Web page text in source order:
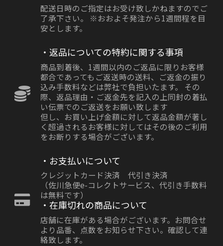
配送日時のご指定はお受け致しかねますのでご
了承下さい。 ※おおよそ発注から1週間程を目
安とします。
・返品についての特約に関する事項
商品到着後、1週間以内のご返品に限りお客様
都合であってもご返送時の送料、ご返金の振り
込み手数料などは弊社で負担いたます。 その
際、返品理由・ご返金先を記入の上同封の着払
い伝票でのご返送をお願い致します
但し、お買い上げ金額に対して返品金額が著し
く超過されるお客様に対してはその後のご利用
をお断りする場合がございます。
・お支払いについて
クレジットカード決済 代引き決済
（佐川急便e-コレクトサービス、代引き手数料
は無料です）
・在庫切れの商品について
店舗に在庫がある場合がございます。お問合せ
より品番、点数をお知らせ下さい。確認して連
絡致します。